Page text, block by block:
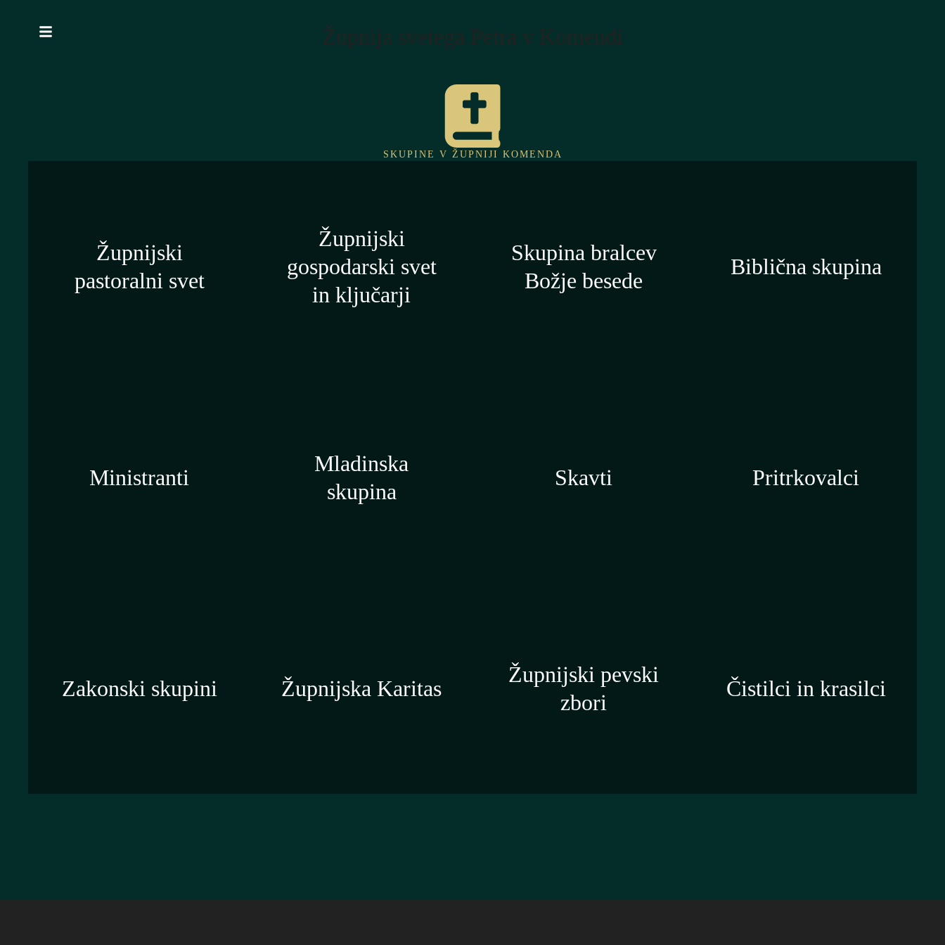
Župnija svetega Petra v Komendi
SKUPINE V ŽUPNIJI KOMENDA
Župnijski
pastoralni svet
Župnijski
gospodarski svet
in ključarji
Skupina bralcev
Božje besede
Biblična skupina
Ministranti
Mladinska
skupina
Skavti Pritrkovalci
Zakonski skupini Župnijska Karitas
Župnijski pevski
zbori
Čistilci in krasilci